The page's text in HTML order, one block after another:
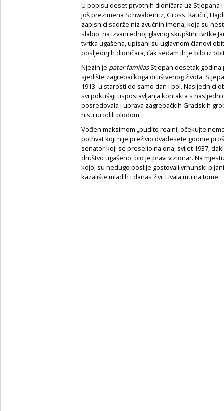
U popisu deset prvotnih dioničara uz Stjepana
još prezimena Schwabenitz, Gross, Kaučić,
zapisnici sadrže niz zvučnih imena, koja su
slabio, na izvanrednoj glavnoj skupštini tvrtke
tvrtka ugašena, upisani su uglavnom članovi
posljednjih dioničara, čak sedam ih je bilo iz
Njezin je pater familiasStjepan desetak godina
sjedište zagrebačkoga društvenog života.
1913. u starosti od samo dan i pol. Nasljednici
svi pokušaji uspostavljanja kontakta s
posredovala i uprava zagrebačkih Gradskih
nisu urodili plodom.
Vođen maksimom „budite realni, očekujte
pothvat koji nije preživio dvadesete godine
senator koji se preselio na onaj svijet 1937,
društvo ugašeno, bio je pravi vizionar. Na
kojoj su nedugo poslije gostovali vrhunski
kazalište mladih i danas živi. Hvala mu na tome.